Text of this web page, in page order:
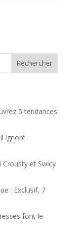
Rechercher
5 tendances
ignoré
Crousty et Swicy
: Exclusif, 7
font le